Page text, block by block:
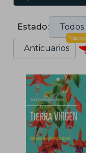
Estado: Todos
Anticuarios
Nuevo